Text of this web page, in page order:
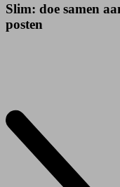
Slim: doe samen
posten